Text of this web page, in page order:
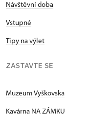
Návštěvní doba
Vstupné
Tipy na výlet
ZASTAVTE SE
Muzeum Vyškovska
Kavárna NA ZÁMKU